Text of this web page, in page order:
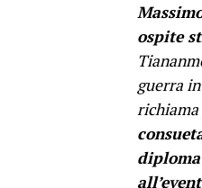
ospite
guerra
richiama